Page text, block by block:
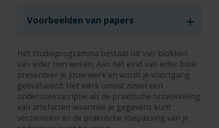
Voorbeelden van papers
Het studieprogramma bestaat uit vier blokken
van ieder tien weken. Aan het eind van ieder blok
presenteer je jouw werk en wordt je voortgang
geëvalueerd. Het werk omvat zowel een
onderzoeksscriptie als de praktische ontwikkeling
van artefacten waarmee je gegevens kunt
verzamelen en de praktische toepassing van je